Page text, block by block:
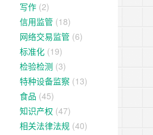
写作 (2)
信用监管 (18)
网络交易监管 (6)
标准化 (19)
检验检测 (3)
特种设备监察 (13)
食品 (45)
知识产权 (47)
相关法律法规 (40)